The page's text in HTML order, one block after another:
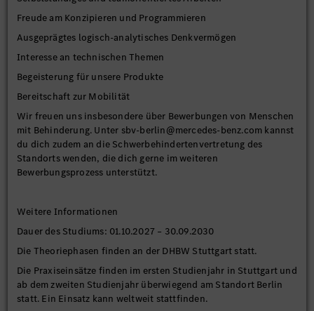
Freude am Konzipieren und Programmieren
Ausgeprägtes logisch-analytisches Denkvermögen
Interesse an technischen Themen
Begeisterung für unsere Produkte
Bereitschaft zur Mobilität
Wir freuen uns insbesondere über Bewerbungen von Menschen
mit Behinderung. Unter sbv-berlin@mercedes-benz.com kannst
du dich zudem an die Schwerbehindertenvertretung des
Standorts wenden, die dich gerne im weiteren
Bewerbungsprozess unterstützt.
Weitere Informationen
Dauer des Studiums: 01.10.2027 – 30.09.2030
Die Theoriephasen finden an der DHBW Stuttgart statt.
Die Praxiseinsätze finden im ersten Studienjahr in Stuttgart und
ab dem zweiten Studienjahr überwiegend am Standort Berlin
statt. Ein Einsatz kann weltweit stattfinden.